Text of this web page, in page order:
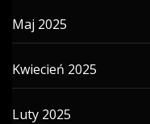
Maj 2025
Kwiecień 2025
Luty 2025